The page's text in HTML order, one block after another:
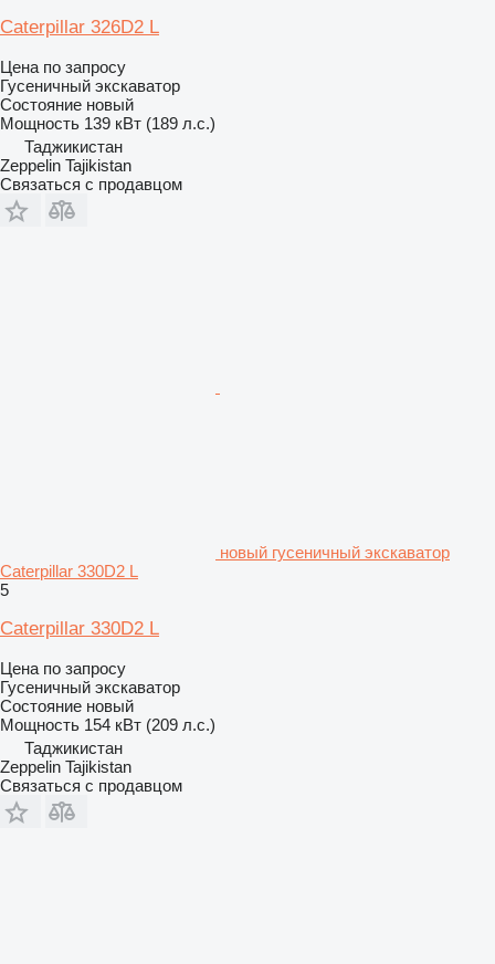
Caterpillar 326D2 L
Цена по запросу
Гусеничный экскаватор
Состояние новый
Мощность 139 кВт (189 л.с.)
Таджикистан
Zeppelin Tajikistan
Связаться с продавцом
новый гусеничный экскаватор
Caterpillar 330D2 L
5
Caterpillar 330D2 L
Цена по запросу
Гусеничный экскаватор
Состояние новый
Мощность 154 кВт (209 л.с.)
Таджикистан
Zeppelin Tajikistan
Связаться с продавцом